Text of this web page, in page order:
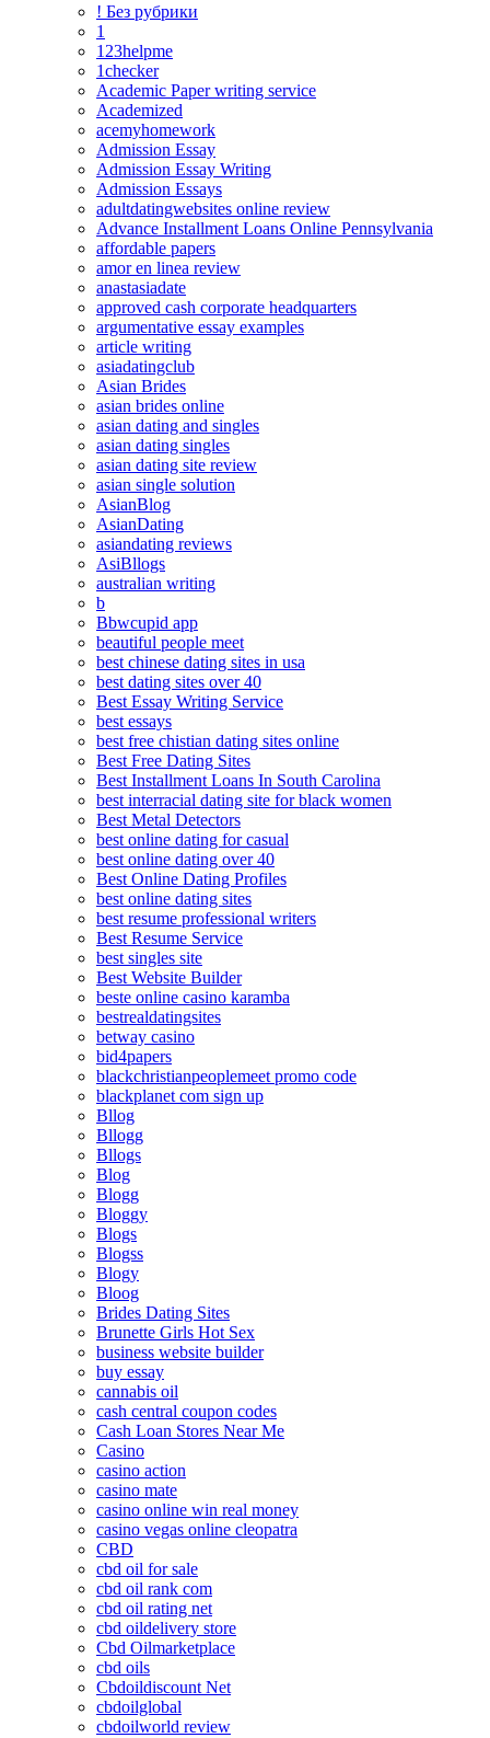
! Без рубрики
1
123helpme
1checker
Academic Paper writing service
Academized
acemyhomework
Admission Essay
Admission Essay Writing
Admission Essays
adultdatingwebsites online review
Advance Installment Loans Online Pennsylvania
affordable papers
amor en linea review
anastasiadate
approved cash corporate headquarters
argumentative essay examples
article writing
asiadatingclub
Asian Brides
asian brides online
asian dating and singles
asian dating singles
asian dating site review
asian single solution
AsianBlog
AsianDating
asiandating reviews
AsiBllogs
australian writing
b
Bbwcupid app
beautiful people meet
best chinese dating sites in usa
best dating sites over 40
Best Essay Writing Service
best essays
best free chistian dating sites online
Best Free Dating Sites
Best Installment Loans In South Carolina
best interracial dating site for black women
Best Metal Detectors
best online dating for casual
best online dating over 40
Best Online Dating Profiles
best online dating sites
best resume professional writers
Best Resume Service
best singles site
Best Website Builder
beste online casino karamba
bestrealdatingsites
betway casino
bid4papers
blackchristianpeoplemeet promo code
blackplanet com sign up
Bllog
Bllogg
Bllogs
Blog
Blogg
Bloggy
Blogs
Blogss
Blogy
Bloog
Brides Dating Sites
Brunette Girls Hot Sex
business website builder
buy essay
cannabis oil
cash central coupon codes
Cash Loan Stores Near Me
Casino
casino action
casino mate
casino online win real money
casino vegas online cleopatra
CBD
cbd oil for sale
cbd oil rank com
cbd oil rating net
cbd oildelivery store
Cbd Oilmarketplace
cbd oils
Cbdoildiscount Net
cbdoilglobal
cbdoilworld review